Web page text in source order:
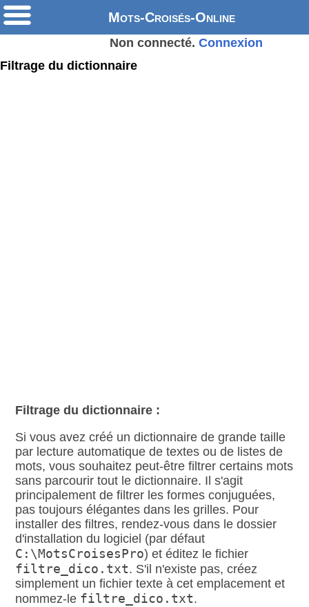
Mots-Croisés-Online
Non connecté. Connexion
Filtrage du dictionnaire
Filtrage du dictionnaire :
Si vous avez créé un dictionnaire de grande taille
par lecture automatique de textes ou de listes de
mots, vous souhaitez peut‑être filtrer certains mots
sans parcourir tout le dictionnaire. Il s'agit
principalement de filtrer les formes conjuguées,
pas toujours élégantes dans les grilles. Pour
installer des filtres, rendez‑vous dans le dossier
d'installation du logiciel (par défaut
C:\MotsCroisesPro) et éditez le fichier
filtre_dico.txt. S'il n'existe pas, créez
simplement un fichier texte à cet emplacement et
nommez‑le filtre_dico.txt.